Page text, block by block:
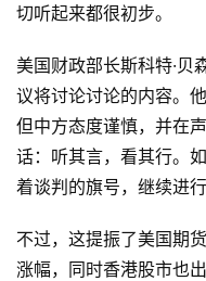
切听起来都很初步。
美国财政部长斯科特·贝
议将讨论讨论的内容。
但中方态度谨慎，并在
话：听其言，看其行。
着谈判的旗号，继续进
不过，这提振了美国期
涨幅，同时香港股市也出